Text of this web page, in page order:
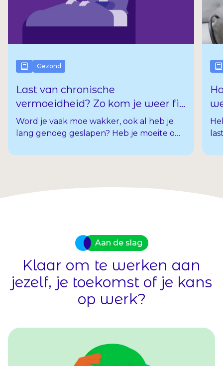
Gezond
Last van chronische
vermoeidheid? Zo kom je weer fit
voor de dag
Word je vaak moe wakker, ook al heb je
lang genoeg geslapen? Heb je moeite om
wakker? Je bent niet de enige. Veel
je
of
Aan de slag
Klaar om te werken aan
jezelf, je toekomst of je kans
op werk?